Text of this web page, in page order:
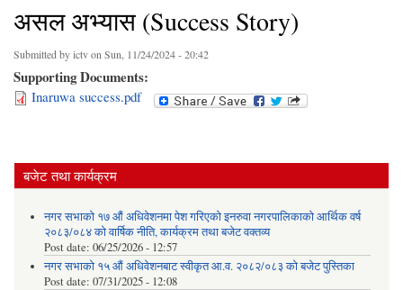
असल अभ्यास (Success Story)
Submitted byictvon Sun, 11/24/2024 - 20:42
Supporting Documents:
Inaruwa success.pdf
बजेट तथा कार्यक्रम
नगर सभाको १७ औं अधिवेशनमा पेश गरिएको इनरुवा नगरपालिकाको आर्थिक वर्ष
२०८३/०८४ को वार्षिक नीति, कार्यक्रम तथा बजेट वक्तव्य
Post date: 06/25/2026 - 12:57
नगर सभाको १५ औं अधिवेशनबाट स्वीकृत आ.व. २०८२/०८३ को बजेट पुस्तिका
Post date: 07/31/2025 - 12:08